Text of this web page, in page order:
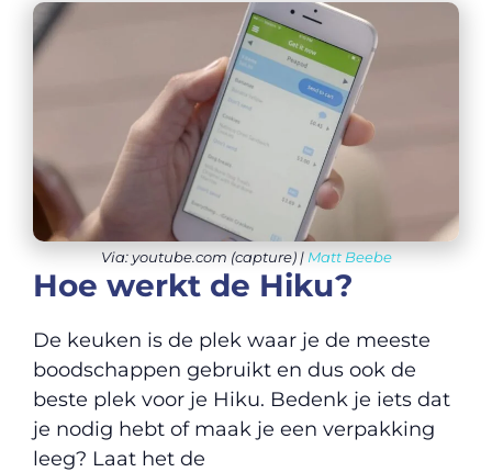
Via: youtube.com (capture) | Matt Beebe
Hoe werkt de Hiku?
De keuken is de plek waar je de meeste
boodschappen gebruikt en dus ook de
beste plek voor je Hiku. Bedenk je iets dat
je nodig hebt of maak je een verpakking
leeg? Laat het de